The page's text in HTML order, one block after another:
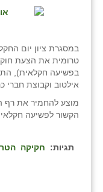
במסגרת ציון יום
טרומית את הצעת חוק
אילטוב וקבוצת חברי
מוצע להחמיר את רף
הקשור לפשיעה
תגיות: חקיקה